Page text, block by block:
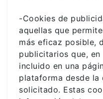
-Cookies de
aquellas que
más eficaz posible,
publicitarios que,
incluido en una
plataforma desde la
solicitado. Estas